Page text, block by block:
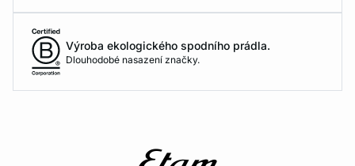
Výroba ekologického spodního prádla.
Dlouhodobé nasazení značky.